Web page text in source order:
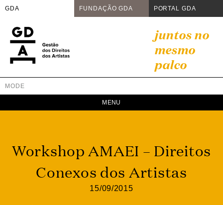
GDA FUNDAÇÃO GDA PORTAL GDA
content
juntos no
mesmo
palco
GDA
Juntos no mesmo palco
MODE
Workshop AMAEI – Direitos
Conexos dos Artistas
15/09/2015